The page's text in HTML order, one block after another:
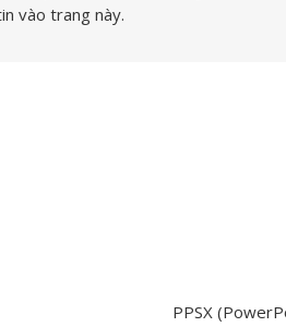
vào trang này.
PPSX